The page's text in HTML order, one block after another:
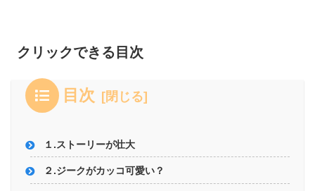
クリックできる目次
目次
１.ストーリーが壮大
２.ジークがカッコ可愛い？